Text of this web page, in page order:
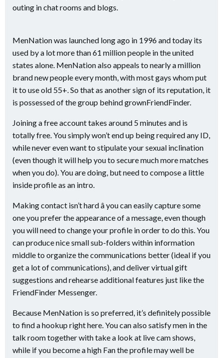
outing in chat rooms and blogs.
MenNation was launched long ago in 1996 and today its
used by a lot more than 61 million people in the united
states alone. MenNation also appeals to nearly a million
brand new people every month, with most gays whom put
it to use old 55+. So that as another sign of its reputation, it
is possessed of the group behind grownFriendFinder.
Joining a free account takes around 5 minutes and is
totally free. You simply won’t end up being required any ID,
while never even want to stipulate your sexual inclination
(even though it will help you to secure much more matches
when you do). You are doing, but need to compose a little
inside profile as an intro.
Making contact isn’t hard â you can easily capture some
one you prefer the appearance of a message, even though
you will need to change your profile in order to do this. You
can produce nice small sub-folders within information
middle to organize the communications better (ideal if you
get a lot of communications), and deliver virtual gift
suggestions and rehearse additional features just like the
FriendFinder Messenger.
Because MenNation is so preferred, it’s definitely possible
to find a hookup right here. You can also satisfy men in the
talk room together with take a look at live cam shows,
while if you become a high Fan the profile may well be